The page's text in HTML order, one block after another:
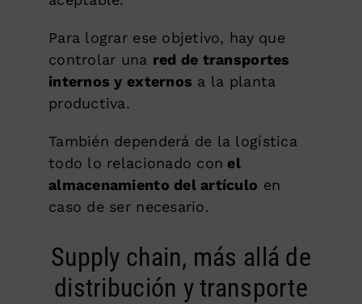
Para lograr ese objetivo, hay que
controlar una red de transportes
internos y externos a la planta
productiva.
También dependerá de la logística
todo lo relacionado con el
almacenamiento del artículo en
caso de ser necesario.
Supply chain, más allá de
distribución y transporte